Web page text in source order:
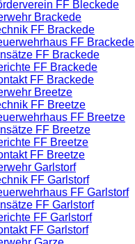
FF Bleckede
Brackede
FF Brackede
FF Brackede
FF Brackede
FF Brackede
FF Brackede
Breetze
FF Breetze
FF Breetze
FF Breetze
FF Breetze
FF Breetze
Garlstorf
FF Garlstorf
FF Garlstorf
FF Garlstorf
FF Garlstorf
FF Garlstorf